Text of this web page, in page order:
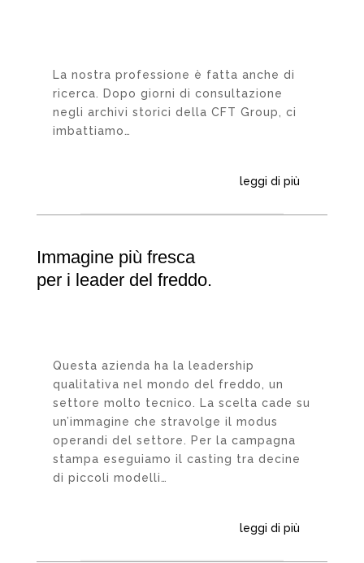
La nostra professione è fatta anche di
ricerca. Dopo giorni di consultazione
negli archivi storici della CFT Group, ci
imbattiamo…
leggi di più
Immagine più fresca
per i leader del freddo.
Questa azienda ha la leadership
qualitativa nel mondo del freddo, un
settore molto tecnico. La scelta cade su
un’immagine che stravolge il modus
operandi del settore. Per la campagna
stampa eseguiamo il casting tra decine
di piccoli modelli…
leggi di più